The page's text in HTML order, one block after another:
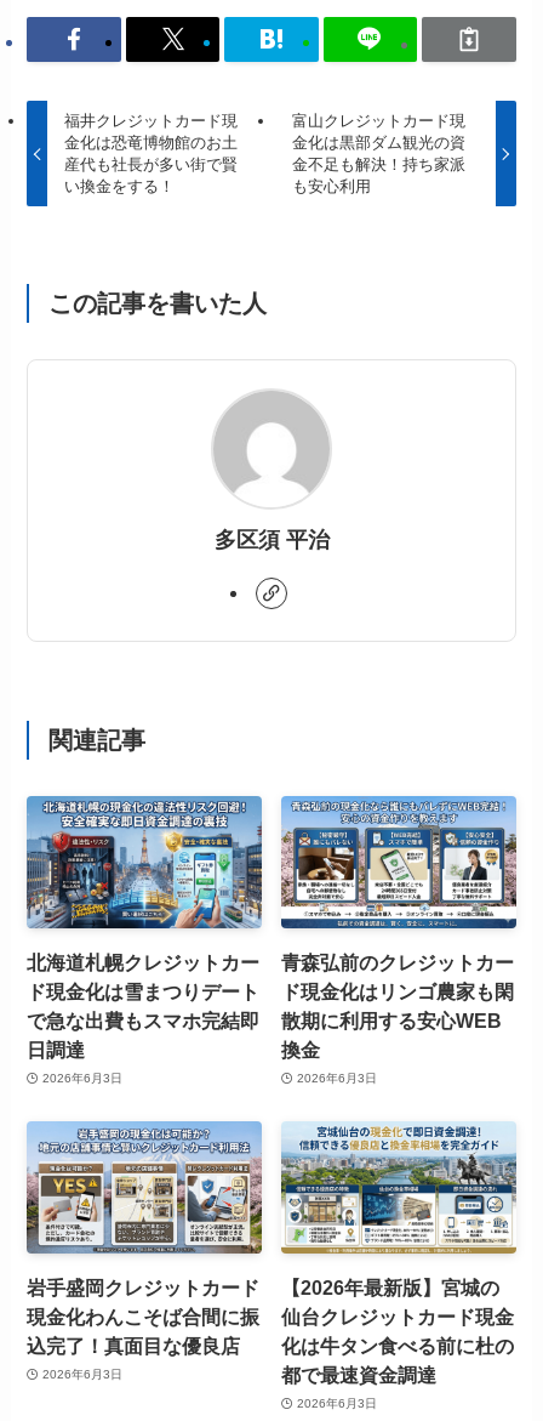
福井クレジットカード現
金化は恐竜博物館のお土
産代も社長が多い街で賢
い換金をする！
富山クレジットカード現
金化は黒部ダム観光の資
金不足も解決！持ち家派
も安心利用
この記事を書いた人
多区須 平治
関連記事
北海道札幌クレジットカー
ド現金化は雪まつりデート
で急な出費もスマホ完結即
日調達
2026年6月3日
青森弘前のクレジットカー
ド現金化はリンゴ農家も閑
散期に利用する安心WEB
換金
2026年6月3日
岩手盛岡クレジットカード
現金化わんこそば合間に振
込完了！真面目な優良店
2026年6月3日
【2026年最新版】宮城の
仙台クレジットカード現金
化は牛タン食べる前に杜の
都で最速資金調達
2026年6月3日